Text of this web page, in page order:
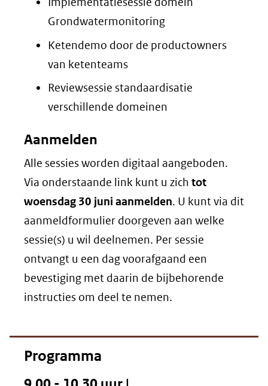
Grondwatermonitoring
Ketendemo door de productowners
van ketenteams
Reviewsessie standaardisatie
verschillende domeinen
Aanmelden
Alle sessies worden digitaal aangeboden.
Via onderstaande link kunt u zich tot
woensdag 30 juni aanmelden. U kunt via dit
aanmeldformulier doorgeven aan welke
sessie(s) u wil deelnemen. Per sessie
ontvangt u een dag voorafgaand een
bevestiging met daarin de bijbehorende
instructies om deel te nemen.
Programma